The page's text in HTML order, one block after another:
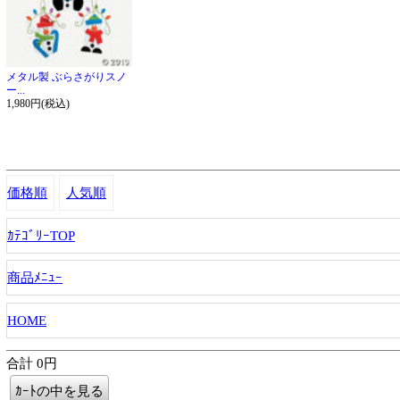
メタル製 ぶらさがりスノ
ー...
1,980円(税込)
価格順 人気順
ｶﾃｺﾞﾘｰTOP
商品ﾒﾆｭｰ
HOME
合計 0円